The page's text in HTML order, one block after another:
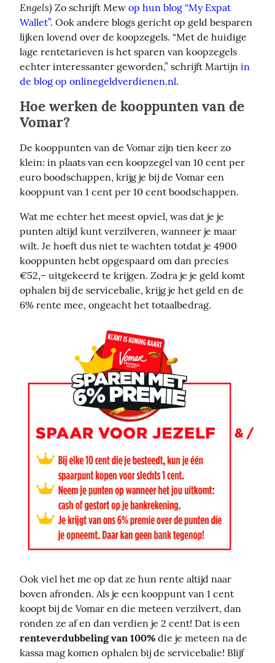
Engels) Zo schrijft Mew op hun blog “My Expat
Wallet”. Ook andere blogs gericht op geld besparen
lijken lovend over de koopzegels. “Met de huidige
lage rentetarieven is het sparen van koopzegels
echter interessanter geworden,” schrijft Martijn in
de blog op onlinegeldverdienen.nl.
Hoe werken de kooppunten van de
Vomar?
De kooppunten van de Vomar zijn tien keer zo
klein: in plaats van een koopzegel van 10 cent per
euro boodschappen, krijg je bij de Vomar een
kooppunt van 1 cent per 10 cent boodschappen.
Wat me echter het meest opviel, was dat je je
punten altijd kunt verzilveren, wanneer je maar
wilt. Je hoeft dus niet te wachten totdat je 4900
kooppunten hebt opgespaard om dan precies
€52,– uitgekeerd te krijgen. Zodra je je geld komt
ophalen bij de servicebalie, krijg je het geld en de
6% rente mee, ongeacht het totaalbedrag.
Ook viel het me op dat ze hun rente altijd naar
boven afronden. Als je een kooppunt van 1 cent
koopt bij de Vomar en die meteen verzilvert, dan
renteverdubbeling van 100% die je meteen na de
kassa mag komen ophalen bij de servicebalie! Blijf